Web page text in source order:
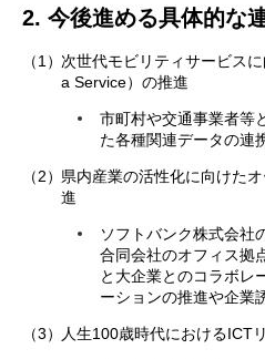
2. 今後進める具体的な
（1） 次世代モビリティサービス
a Service）の推進
市町村や交通事業者等
た各種関連データの連
（2） 県内産業の活性化に向けた
進
ソフトバンク株式会社
合同会社のオフィス拠
と大企業とのコラボレ
ーションの推進や企業
（3） 人生100歳時代におけるICT